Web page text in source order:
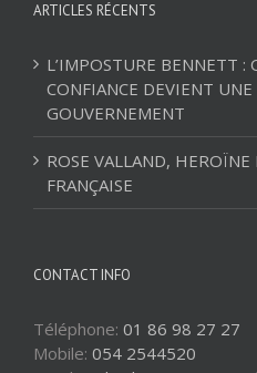
ARTICLES RÉCENTS
L’IMPOSTURE BENNETT :
CONFIANCE DEVIENT
GOUVERNEMENT
ROSE VALLAND, HEROÏNE
FRANÇAISE
CONTACT INFO
Téléphone: 01 86 98 27 27
Mobile: 054 2544520